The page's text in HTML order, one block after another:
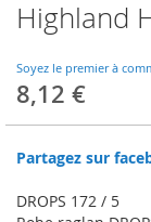
Highland
Soyez le premier à
8,12 €
Partagez sur
DROPS 172 / 5
Skip
to
beginning
of
the
gallery